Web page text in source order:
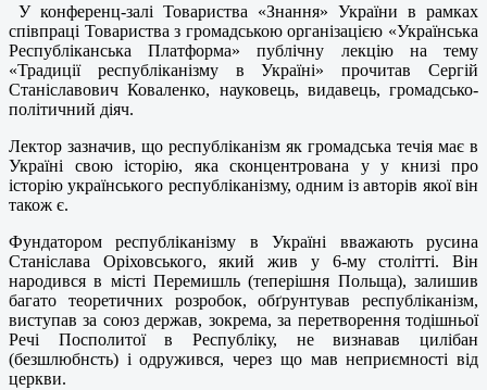
У конференц-залі Товариства «Знання» України в рамках
співпраці Товариства з громадською організацією «Українська
Республіканська Платформа» публічну лекцію на тему
«Традиції республіканізму в Україні» прочитав Сергій
Станіславович Коваленко, науковець, видавець, громадсько-
політичний діяч.
Лектор зазначив, що республіканізм як громадська течія має в
Україні свою історію, яка сконцентрована у у книзі про
історію українського республіканізму, одним із авторів якої він
також є.
Фундатором республіканізму в Україні вважають русина
Станіслава Оріховського, який жив у 6-му столітті. Він
народився в місті Перемишль (теперішня Польща), залишив
багато теоретичних розробок, обґрунтував республіканізм,
виступав за союз держав, зокрема, за перетворення тодішньої
Речі Посполитої в Республіку, не визнавав цилібан
(безшлюбнсть) і одружився, через що мав неприємності від
церкви.